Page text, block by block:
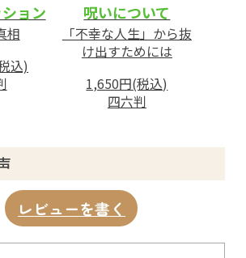
ョン
相
込)
呪いについて
「不幸な人生」から抜
け出すためには
1,650円(税込)
四六判
レビューを書く